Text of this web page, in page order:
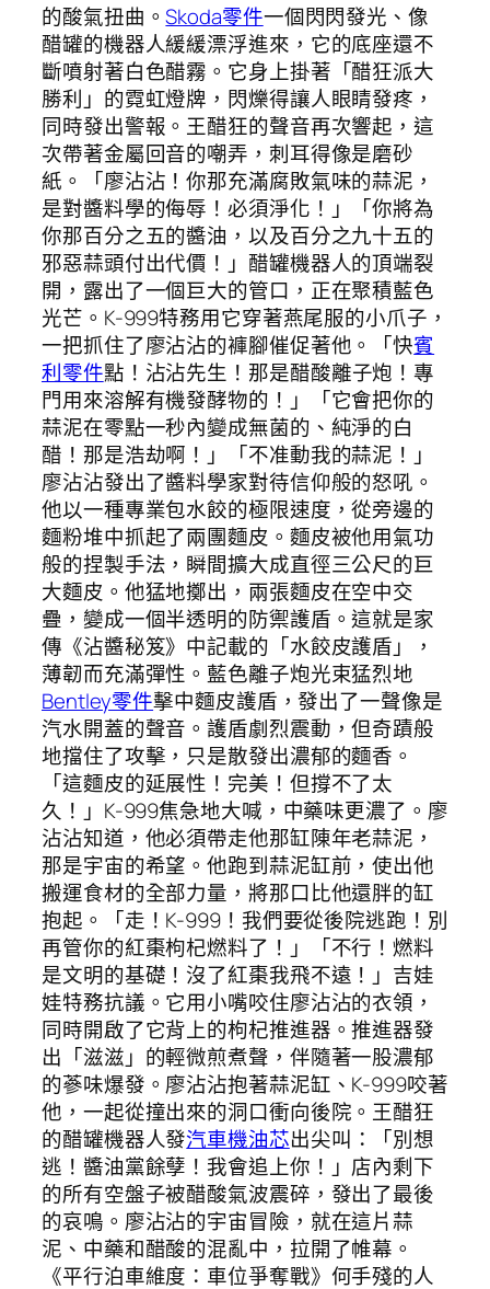
的酸氣扭曲。Skoda零件一個閃閃發光、像
醋罐的機器人緩緩漂浮進來，它的底座還不
斷噴射著白色醋霧。它身上掛著「醋狂派大
勝利」的霓虹燈牌，閃爍得讓人眼睛發疼，
同時發出警報。王醋狂的聲音再次響起，這
次帶著金屬回音的嘲弄，刺耳得像是磨砂
紙。「廖沾沾！你那充滿腐敗氣味的蒜泥，
是對醬料學的侮辱！必須淨化！」「你將為
你那百分之五的醬油，以及百分之九十五的
邪惡蒜頭付出代價！」醋罐機器人的頂端裂
開，露出了一個巨大的管口，正在聚積藍色
光芒。K-999特務用它穿著燕尾服的小爪子，
一把抓住了廖沾沾的褲腳催促著他。「快賓
利零件點！沾沾先生！那是醋酸離子炮！專
門用來溶解有機發酵物的！」「它會把你的
蒜泥在零點一秒內變成無菌的、純淨的白
醋！那是浩劫啊！」「不准動我的蒜泥！」
廖沾沾發出了醬料學家對待信仰般的怒吼。
他以一種專業包水餃的極限速度，從旁邊的
麵粉堆中抓起了兩團麵皮。麵皮被他用氣功
般的捏製手法，瞬間擴大成直徑三公尺的巨
大麵皮。他猛地擲出，兩張麵皮在空中交
疊，變成一個半透明的防禦護盾。這就是家
傳《沾醬秘笈》中記載的「水餃皮護盾」，
薄韌而充滿彈性。藍色離子炮光束猛烈地
Bentley零件擊中麵皮護盾，發出了一聲像是
汽水開蓋的聲音。護盾劇烈震動，但奇蹟般
地擋住了攻擊，只是散發出濃郁的麵香。
「這麵皮的延展性！完美！但撐不了太
久！」K-999焦急地大喊，中藥味更濃了。廖
沾沾知道，他必須帶走他那缸陳年老蒜泥，
那是宇宙的希望。他跑到蒜泥缸前，使出他
搬運食材的全部力量，將那口比他還胖的缸
抱起。「走！K-999！我們要從後院逃跑！別
再管你的紅棗枸杞燃料了！」「不行！燃料
是文明的基礎！沒了紅棗我飛不遠！」吉娃
娃特務抗議。它用小嘴咬住廖沾沾的衣領，
同時開啟了它背上的枸杞推進器。推進器發
出「滋滋」的輕微煎煮聲，伴隨著一股濃郁
的蔘味爆發。廖沾沾抱著蒜泥缸、K-999咬著
他，一起從撞出來的洞口衝向後院。王醋狂
的醋罐機器人發汽車機油芯出尖叫：「別想
逃！醬油黨餘孽！我會追上你！」店內剩下
的所有空盤子被醋酸氣波震碎，發出了最後
的哀鳴。廖沾沾的宇宙冒險，就在這片蒜
泥、中藥和醋酸的混亂中，拉開了帷幕。
《平行泊車維度：車位爭奪戰》何手殘的人